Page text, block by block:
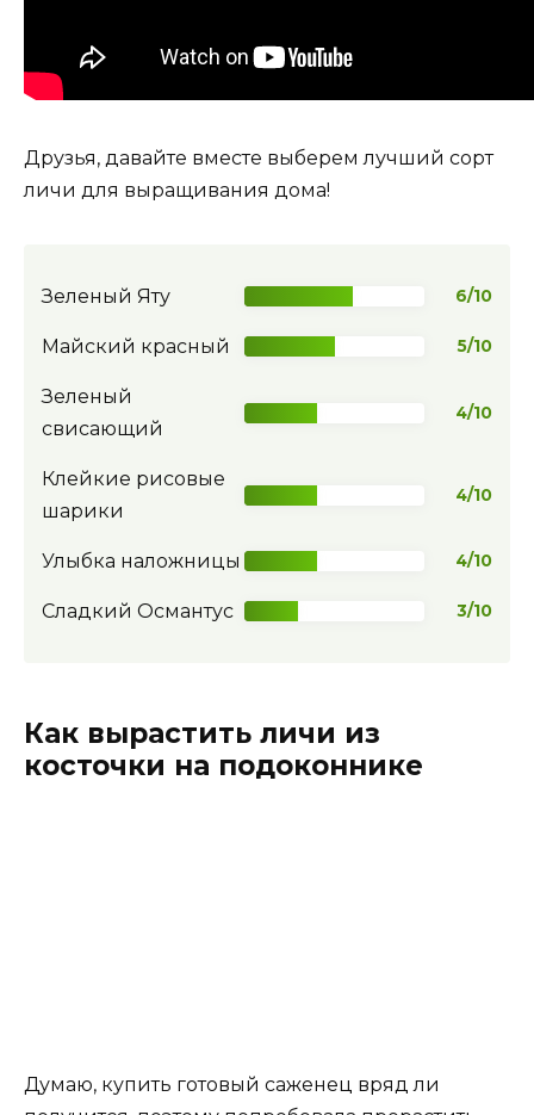
Друзья, давайте вместе выберем лучший сорт
личи для выращивания дома!
Зеленый Яту 6/10
Майский красный 5/10
Зеленый
свисающий
4/10
Клейкие рисовые
шарики
4/10
Улыбка наложницы 4/10
Сладкий Османтус 3/10
Как вырастить личи из
косточки на подоконнике
Думаю, купить готовый саженец вряд ли